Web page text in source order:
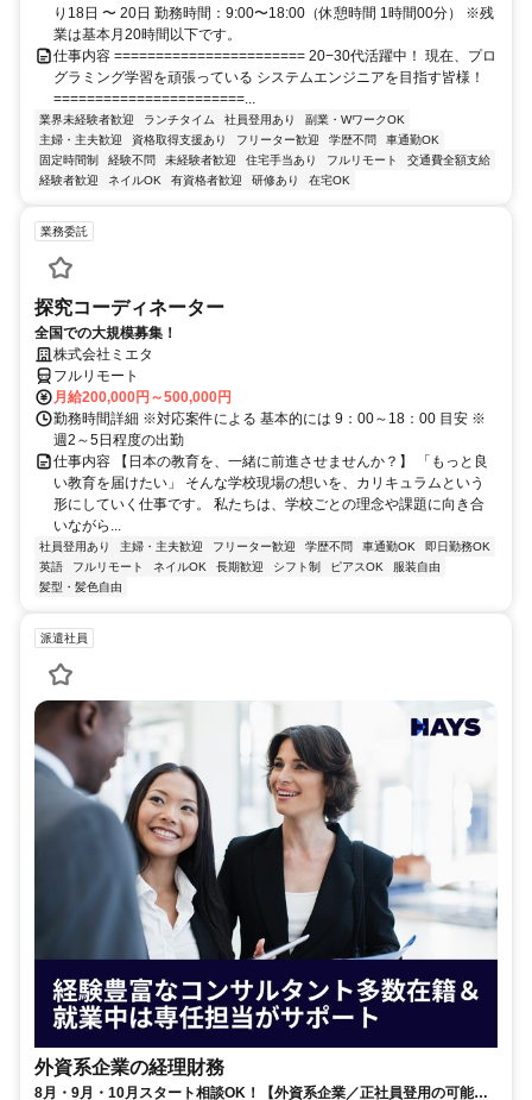
り18日 〜 20日 勤務時間：9:00〜18:00（休憩時間 1時間00分） ※残
業は基本月20時間以下です。
仕事内容 ======================= 20−30代活躍中！ 現在、プロ
グラミング学習を頑張っている システムエンジニアを目指す皆様！
=======================...
業界未経験者歓迎 ランチタイム 社員登用あり
副業・WワークOK
主婦・主夫歓迎
資格取得支援あり フリーター歓迎 学歴不問
車通勤OK
固定時間制
経験不問 未経験者歓迎 住宅手当あり フルリモート
交通費全額支給
経験者歓迎
ネイルOK 有資格者歓迎 研修あり 在宅OK
業務委託
探究コーディネーター
全国での大規模募集！
株式会社ミエタ
フルリモート
月給200,000円～500,000円
勤務時間詳細 ※対応案件による 基本的には 9：00～18：00 目安 ※
週2～5日程度の出勤
仕事内容 【日本の教育を、一緒に前進させませんか？】 「もっと良
い教育を届けたい」 そんな学校現場の想いを、カリキュラムという
形にしていく仕事です。 私たちは、学校ごとの理念や課題に向き合
いながら...
社員登用あり 主婦・主夫歓迎 フリーター歓迎 学歴不問 車通勤OK
即日勤務OK
英語
フルリモート ネイルOK 長期歓迎 シフト制 ピアスOK
服装自由
髪型・髪色自由
派遣社員
外資系企業の経理財務
8月・9月・10月スタート相談OK！【外資系企業／正社員登用の可能性